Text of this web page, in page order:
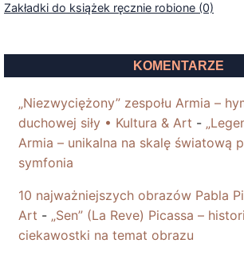
Zakładki do książek ręcznie robione (0)
KOMENTARZE
„Niezwyciężony” zespołu Armia –
duchowej siły • Kultura & Art -
Armia – unikalna na skalę światową
symfonia
10 najważniejszych obrazów Pabla
Art - „Sen” (La Reve) Picassa –
ciekawostki na temat obrazu